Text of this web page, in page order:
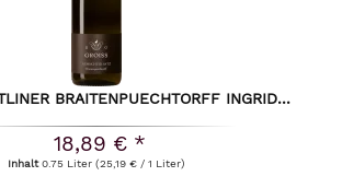
BRAITENPUECHTORFF INGRID...
18,89 € *
Inhalt0.75 Liter(25,19 € / 1 Liter)